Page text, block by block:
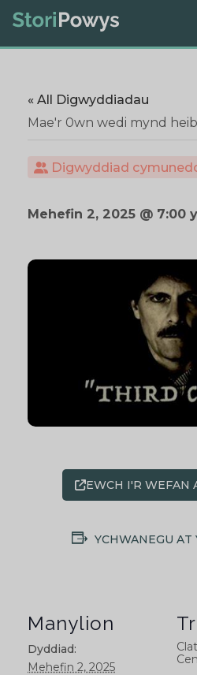
« All Digwyddiadau
Mae'r 0wn wedi mynd
Digwyddiad
Mehefin 2, 2025 @ 7:00
EWCH I'R WEFAN
YCHWANEGU AT
Manylion
Dyddiad:
Mehefin 2, 2025